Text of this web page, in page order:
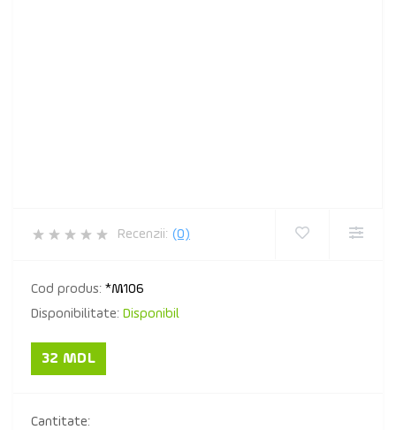
Recenzii: (0)
Cod produs: *M106
Disponibilitate: Disponibil
32 MDL
Cantitate: